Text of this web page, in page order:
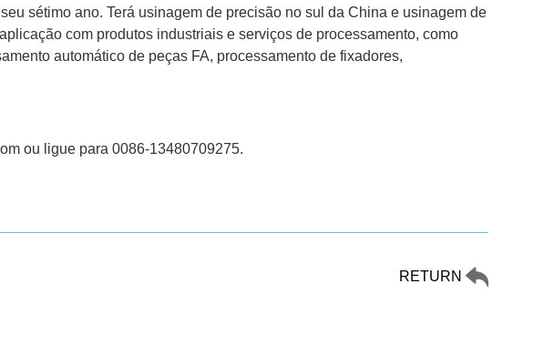
sétimo ano. Terá usinagem de precisão no sul da China e usinagem de
com produtos industriais e serviços de processamento, como
automático de peças FA, processamento de fixadores,
ou ligue para 0086-13480709275.
RETURN